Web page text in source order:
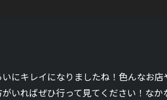
にキレイになりましたね！色んなお店
いればぜひ行って見てください！なか